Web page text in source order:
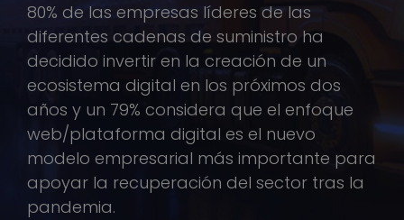
80% de las empresas líderes de las
diferentes cadenas de suministro ha
decidido invertir en la creación de un
ecosistema digital en los próximos dos
años y un 79% considera que el enfoque
web/plataforma digital es el nuevo
modelo empresarial más importante para
apoyar la recuperación del sector tras la
pandemia.